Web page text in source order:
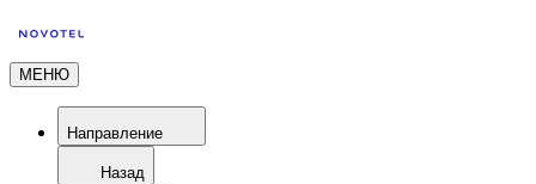
МЕНЮ
Направление
Назад